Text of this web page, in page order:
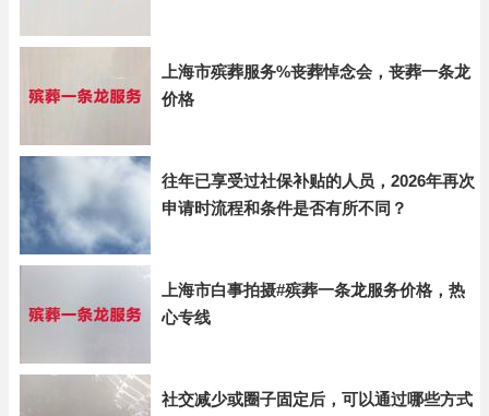
上海市殡葬服务%丧葬悼念会，丧葬一条龙
价格
往年已享受过社保补贴的人员，2026年再次
申请时流程和条件是否有所不同？
上海市白事拍摄#殡葬一条龙服务价格，热
心专线
社交减少或圈子固定后，可以通过哪些方式